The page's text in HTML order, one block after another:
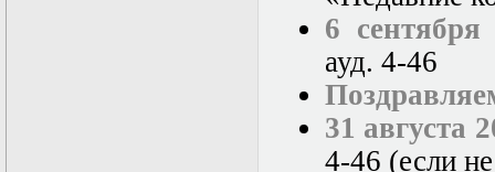
6
ауд. 4-46
31 августа
4-46 (если